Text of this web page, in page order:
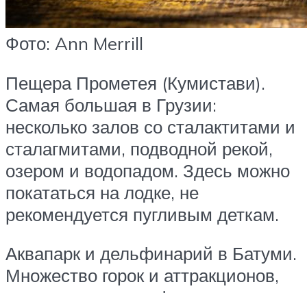
Фото: Ann Merrill
Пещера Прометея (Кумистави).
Самая большая в Грузии:
несколько залов со сталактитами и
сталагмитами, подводной рекой,
озером и водопадом. Здесь можно
покататься на лодке, не
рекомендуется пугливым деткам.
Аквапарк и дельфинарий в Батуми.
Множество горок и аттракционов,